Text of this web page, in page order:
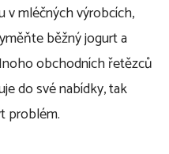
v mléčných výrobcích,
běžný jogurt a
obchodních řetězců
do své nabídky, tak
problém.